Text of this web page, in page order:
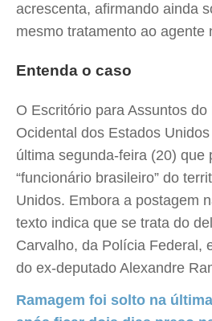
acrescenta, afirmando ainda
mesmo tratamento ao agente
Entenda o caso
O Escritório para Assuntos do
Ocidental dos Estados
última segunda-feira (20) que
“funcionário brasileiro” do
Unidos. Embora a postagem
texto indica que se trata do
Carvalho, da Polícia Federal,
do ex-deputado Alexandre
Ramagem foi solto na